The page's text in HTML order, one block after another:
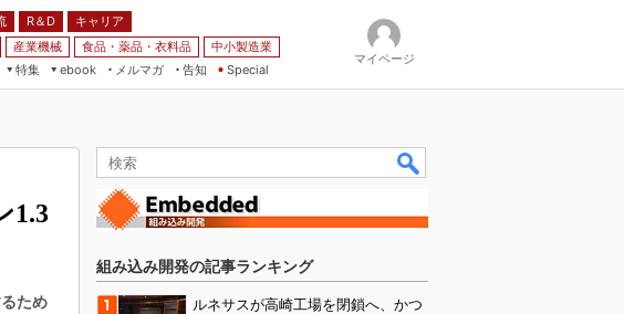
R＆D
キャリア
産業機械 食品・薬品・衣料品
中小製造業
特集
ebook
メルマガ
告知 Special
マイページ
1.3
ため
組み込み開発の記事ランキング
ルネサスが高崎工場を閉鎖へ、かつ